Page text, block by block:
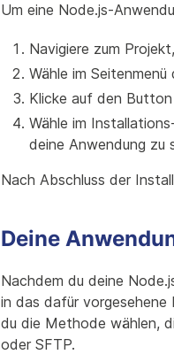
Um eine Node.js-
Navigiere zum
Wähle im
Klicke auf den
Wähle im
deine Anwendung zu
Nach Abschluss der
Deine
Nachdem du deine
in das dafür
du die Methode wählen,
oder SFTP.